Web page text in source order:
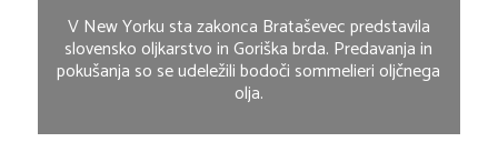
V New Yorku sta zakonca Brataševec predstavila
slovensko oljkarstvo in Goriška brda. Predavanja in
pokušanja so se udeležili bodoči sommelieri oljčnega
olja.